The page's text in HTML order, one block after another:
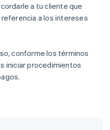
a tu cliente que
a los intereses
conforme los términos
iniciar procedimientos